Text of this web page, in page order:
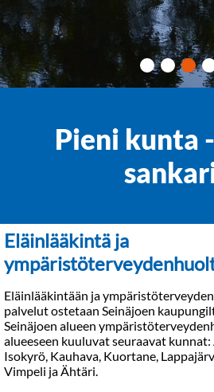
Pieni kunta
Eläinlääkintä ja
Eläinlääkintään ja
palvelut ostetaan Seinäjoen
Seinäjoen alueen
alueeseen kuuluvat seuraavat kunnat:
Isokyrö, Kauhava, Kuortane,
Vimpeli ja Ähtäri.